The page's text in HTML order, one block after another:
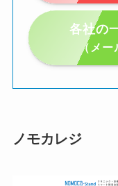
各社の
（メ
ノモカレジ